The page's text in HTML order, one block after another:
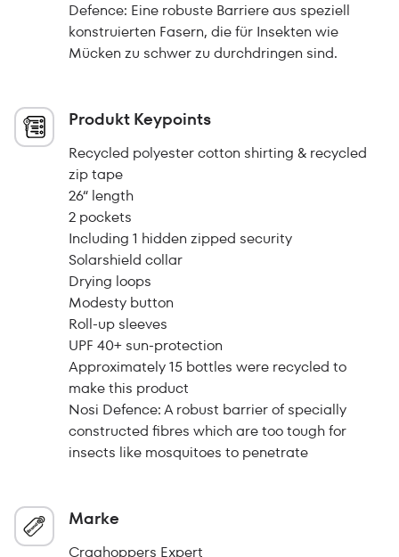
Defence: Eine robuste Barriere aus speziell
konstruierten Fasern, die für Insekten wie
Mücken zu schwer zu durchdringen sind.
Produkt Keypoints
Recycled polyester cotton shirting & recycled
zip tape
26“ length
2 pockets
Including 1 hidden zipped security
Solarshield collar
Drying loops
Modesty button
Roll-up sleeves
UPF 40+ sun-protection
Approximately 15 bottles were recycled to
make this product
Nosi Defence: A robust barrier of specially
constructed fibres which are too tough for
insects like mosquitoes to penetrate
Marke
Craghoppers Expert